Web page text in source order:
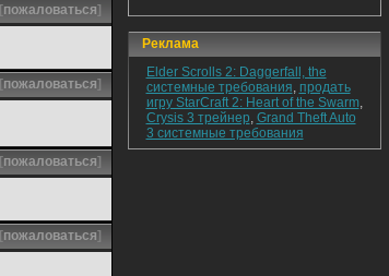
[пожаловаться]
[пожаловаться]
[пожаловаться]
[пожаловаться]
Реклама
Elder Scrolls 2: Daggerfall, the
системные требования, продать
игру StarCraft 2: Heart of the Swarm,
Crysis 3 трейнер, Grand Theft Auto
3 системные требования